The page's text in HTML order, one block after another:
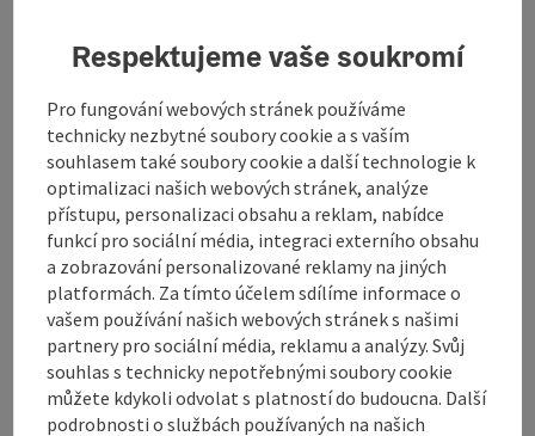
Způsobilost
Bezbariérovost
Označit příspěvek
přejít na poznámky
Vytvořit PDF
Vytisknout
příspěvek
V okolí
Respektujeme vaše soukromí
Pro fungování webových stránek používáme
technicky nezbytné soubory cookie a s vaším
souhlasem také soubory cookie a další technologie k
optimalizaci našich webových stránek, analýze
přístupu, personalizaci obsahu a reklam, nabídce
funkcí pro sociální média, integraci externího obsahu
a zobrazování personalizované reklamy na jiných
platformách. Za tímto účelem sdílíme informace o
vašem používání našich webových stránek s našimi
partnery pro sociální média, reklamu a analýzy. Svůj
souhlas s technicky nepotřebnými soubory cookie
můžete kdykoli odvolat s platností do budoucna. Další
podrobnosti o službách používaných na našich